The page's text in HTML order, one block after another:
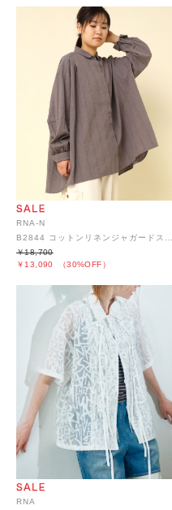
RNA-N
￥13,090 （30%OFF）
￥18,700
RNA